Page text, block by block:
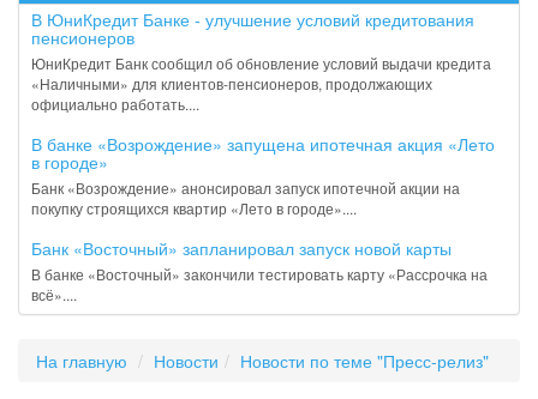
В ЮниКредит Банке - улучшение условий кредитования
пенсионеров
ЮниКредит Банк сообщил об обновление условий выдачи кредита
«Наличными» для клиентов-пенсионеров, продолжающих
официально работать....
В банке «Возрождение» запущена ипотечная акция «Лето
в городе»
Банк «Возрождение» анонсировал запуск ипотечной акции на
покупку строящихся квартир «Лето в городе»....
Банк «Восточный» запланировал запуск новой карты
В банке «Восточный» закончили тестировать карту «Рассрочка на
всё»....
На главную Новости Новости по теме "Пресс-релиз"